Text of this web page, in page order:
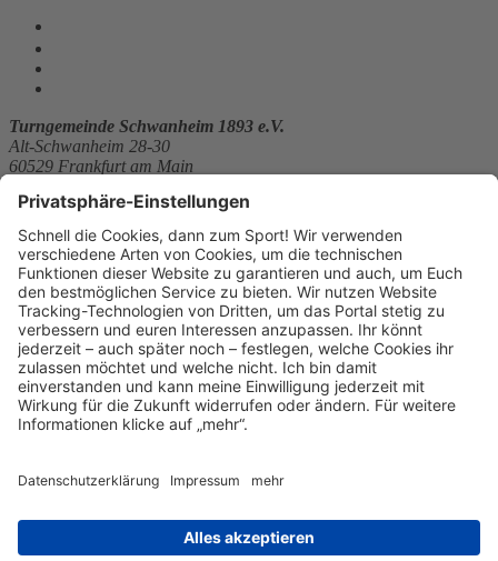
Turngemeinde Schwanheim 1893 e.V.
Alt-Schwanheim 28-30
60529 Frankfurt am Main
E-Mail:b.lederer@tg-schwanheim.de
Website: http://www.tg-schwanheim.de
Sitemap
News
Kontakt
Kontakt